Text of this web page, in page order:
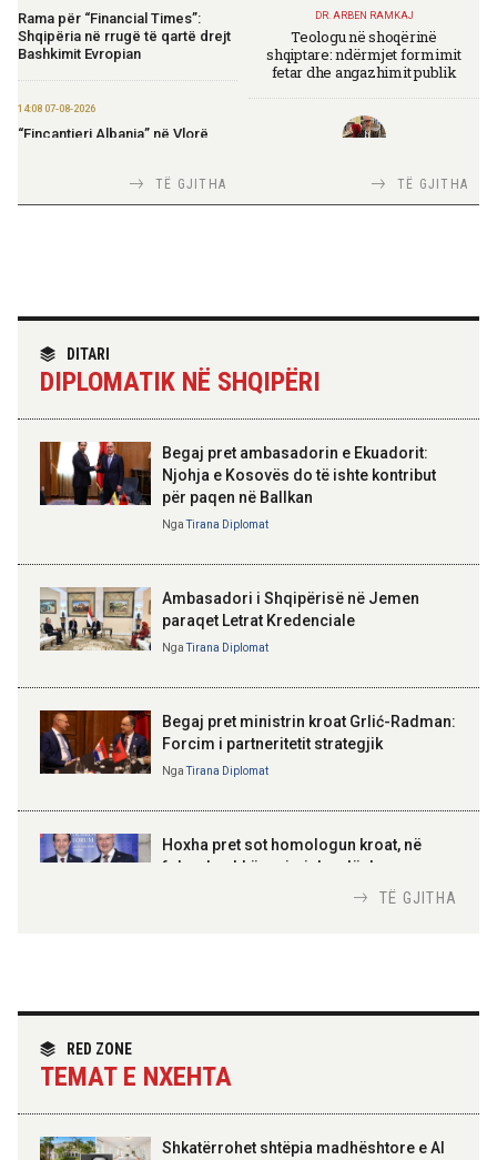
Rama për “Financial Times”:
Shqipëria në rrugë të qartë drejt
Bashkimit Evropian
14:08 07-08-2026
“Fincantieri Albania” në Vlorë,
praktikat më të mira
14:03 07-08-2026
Kadastra: Regjistrimi i
brenda 30 ditëve nga çelja e
14:01 07-08-2026
Rrugor, kufizime për shoferët e
TË GJITHA
DR. ARBEN RAMKAJ
Teologu në shoqërinë
shqiptare: ndërmjet formimit
fetar dhe angazhimit publik
TIRANA DIPLOMAT
TIRANA DIPLOMAT
Skënderbeut dhe Ismail
Kosovë!
100-vjetori i themelimit të
Urdhrit të Skënderbeut
TË GJITHA
DITARI
DIPLOMATIK NË SHQIPËRI
Begaj pret ambasadorin e Ekuadorit:
Njohja e Kosovës do të ishte kontribut
për paqen në Ballkan
Nga Tirana Diplomat
Ambasadori i Shqipërisë në Jemen
paraqet Letrat Kredenciale
Nga Tirana Diplomat
Begaj pret ministrin kroat Grlić-Radman:
Forcim i partneritetit strategjik
Nga Tirana Diplomat
Hoxha pret sot homologun kroat, në
fokus bashkëpunimi dypalësh
partneritetit strategjik
TË GJITHA
RED ZONE
TEMAT E NXEHTA
Shkatërrohet shtëpia madhështore e Al